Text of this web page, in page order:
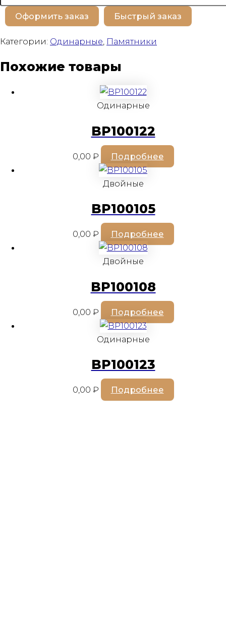
Оформить заказ Быстрый заказ
Категории: Одинарные Памятники
Похожие товары
Одинарные
BP100122
0,00 ₽ Подробнее
Двойные
BP100105
0,00 ₽ Подробнее
Двойные
BP100108
0,00 ₽ Подробнее
Одинарные
BP100123
0,00 ₽ Подробнее